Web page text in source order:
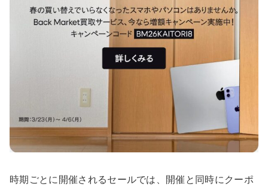
時期ごとに開催されるセールでは、開催と同時にクーポ